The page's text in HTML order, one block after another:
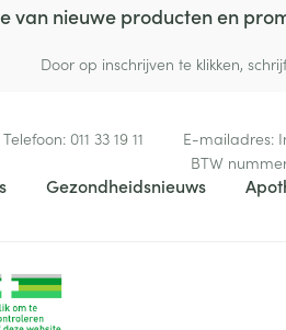
van nieuwe producten en
Door op inschrijven te klikken,
Telefoon: 011 33 19 11 E-mailadres:
BTW
Gezondheidsnieuws